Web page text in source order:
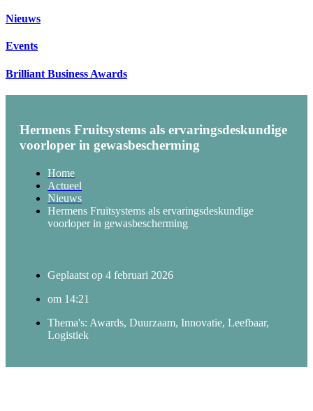
Nieuws
Events
Brilliant Business Awards
Hermens Fruitsystems als ervaringsdeskundige
voorloper in gewasbescherming
Home
Actueel
Nieuws
Hermens Fruitsystems als ervaringsdeskundige
voorloper in gewasbescherming
Geplaatst op 4 februari 2026
om 14:21
Thema's: Awards, Duurzaam, Innovatie, Leefbaar,
Logistiek